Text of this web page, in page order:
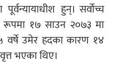
हुन्। सर्वोच्च
रूपमा १७ साउन २०७३ मा
वर्षे उमेर हदका कारण १४
भएका थिए।